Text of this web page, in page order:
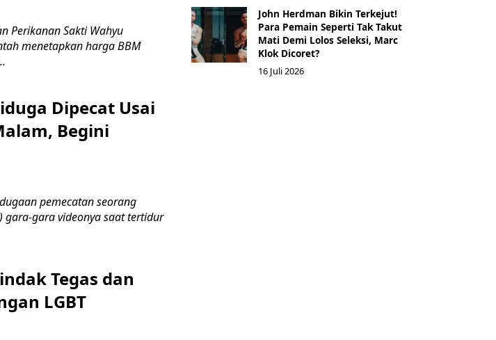
Perikanan Sakti Wahyu
menetapkan harga BBM
Dipecat Usai
Begini
dugaan pemecatan seorang
gara videonya saat tertidur
Tegas dan
LGBT
John Herdman Bikin Terkejut!
Para Pemain Seperti Tak Takut
Mati Demi Lolos Seleksi, Marc
Klok Dicoret?
16 Juli 2026